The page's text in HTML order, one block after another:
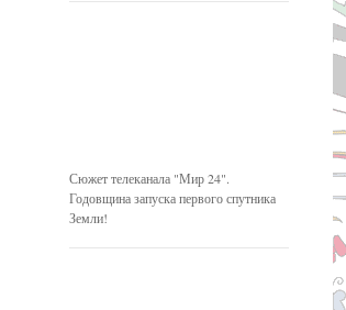
Сюжет телеканала "Мир 24".
Годовщина запуска первого спутника
Земли!